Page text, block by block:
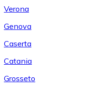
Verona
Genova
Caserta
Catania
Grosseto